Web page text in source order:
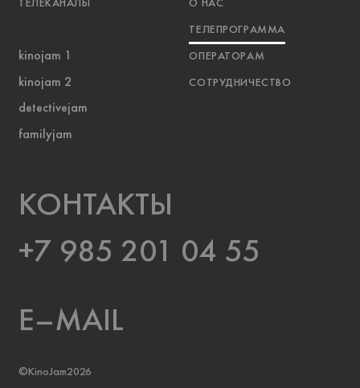
ТЕЛЕКАНАЛЫ О НАС
ТЕЛЕПРОГРАММА
ОПЕРАТОРАМ
СОТРУДНИЧЕСТВО
kinojam 1
kinojam 2
detectivejam
familyjam
KOНТАКТЫ
E–MAIL
©KinoJam2026
+7 985 201 04 55